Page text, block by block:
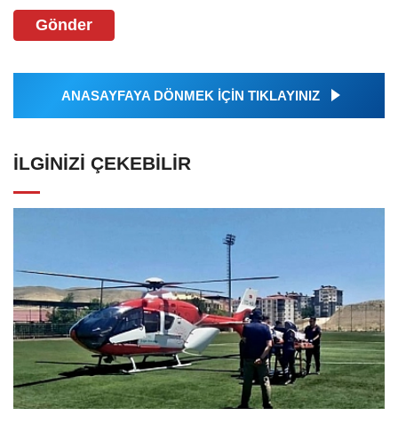
Gönder
ANASAYFAYA DÖNMEK İÇİN TIKLAYINIZ
İLGINIZI ÇEKEBILIR